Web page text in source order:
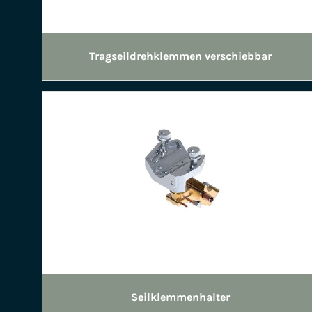
Tragseildrehklemmen verschiebbar
Seilklemmenhalter